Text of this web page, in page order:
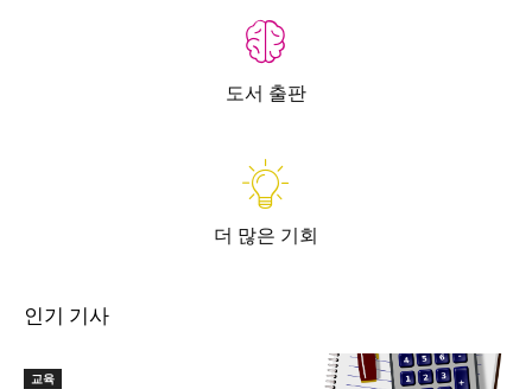
도서 출판
더 많은 기회
인기 기사
교육